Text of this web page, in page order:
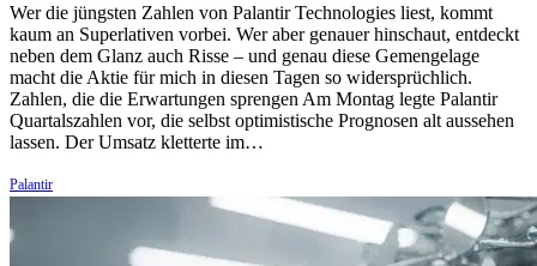
Wer die jüngsten Zahlen von Palantir Technologies liest, kommt
kaum an Superlativen vorbei. Wer aber genauer hinschaut, entdeckt
neben dem Glanz auch Risse – und genau diese Gemengelage
macht die Aktie für mich in diesen Tagen so widersprüchlich.
Zahlen, die die Erwartungen sprengen Am Montag legte Palantir
Quartalszahlen vor, die selbst optimistische Prognosen alt aussehen
lassen. Der Umsatz kletterte im…
Palantir